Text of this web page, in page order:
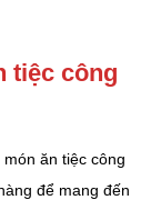
tiệc công
ăn tiệc công
để mang đến